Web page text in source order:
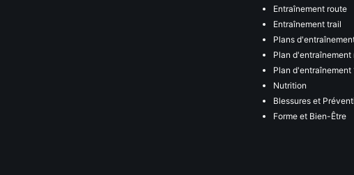
Entraînement route
Entraînement trail
Plans
Plan d'entraînement
Plan d'entraînement
Nutrition
Blessures et
Forme et Bien-Être